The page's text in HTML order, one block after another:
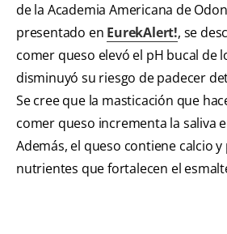
de la Academia Americana de
presentado en EurekAlert!, se
comer queso elevó el pH bucal de
disminuyó su riesgo de padecer
Se cree que la masticación que
comer queso incrementa la saliva
Además, el queso contiene calcio
nutrientes que fortalecen el